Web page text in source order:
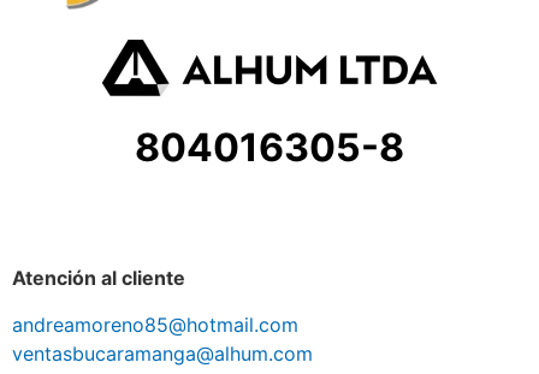
804016305-8
Atención al cliente
andreamoreno85@hotmail.com
ventasbucaramanga@alhum.com